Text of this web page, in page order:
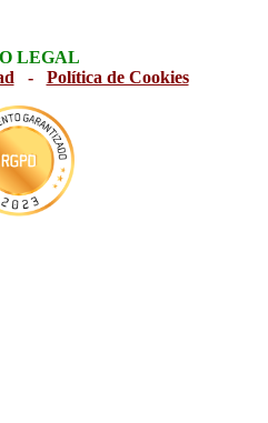
LEGAL
- Política de Cookies